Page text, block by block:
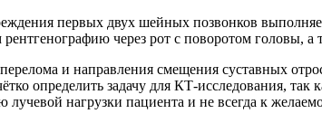
первых двух шейных позвонков
через рот с поворотом головы,
и направления смещения суставных
определить задачу для КТ-исследования, так
нагрузки пациента и не всегда к